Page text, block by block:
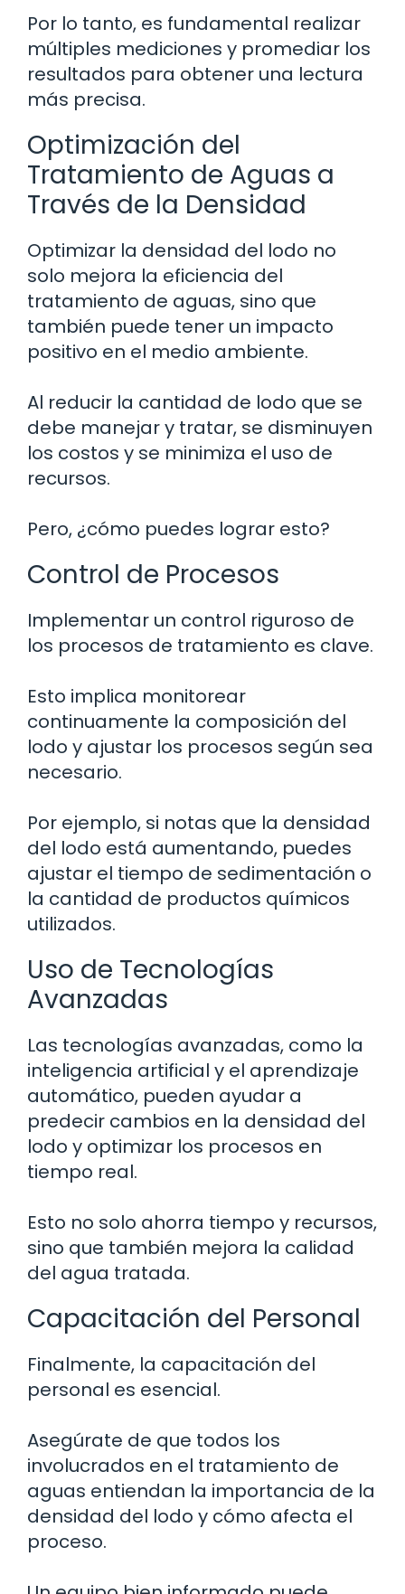
Por lo tanto, es fundamental realizar
múltiples mediciones y promediar los
resultados para obtener una lectura
más precisa.
Optimización del
Tratamiento de Aguas a
Través de la Densidad
Optimizar la densidad del lodo no
solo mejora la eficiencia del
tratamiento de aguas, sino que
también puede tener un impacto
positivo en el medio ambiente.
Al reducir la cantidad de lodo que se
debe manejar y tratar, se disminuyen
los costos y se minimiza el uso de
recursos.
Pero, ¿cómo puedes lograr esto?
Control de Procesos
Implementar un control riguroso de
los procesos de tratamiento es clave.
Esto implica monitorear
continuamente la composición del
lodo y ajustar los procesos según sea
necesario.
Por ejemplo, si notas que la densidad
del lodo está aumentando, puedes
ajustar el tiempo de sedimentación o
la cantidad de productos químicos
utilizados.
Uso de Tecnologías
Avanzadas
Las tecnologías avanzadas, como la
inteligencia artificial y el aprendizaje
automático, pueden ayudar a
predecir cambios en la densidad del
lodo y optimizar los procesos en
tiempo real.
Esto no solo ahorra tiempo y recursos,
sino que también mejora la calidad
del agua tratada.
Capacitación del Personal
Finalmente, la capacitación del
personal es esencial.
Asegúrate de que todos los
involucrados en el tratamiento de
aguas entiendan la importancia de la
densidad del lodo y cómo afecta el
proceso.